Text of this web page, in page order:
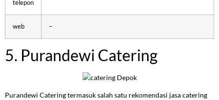
telepon
web –
5. Purandewi Catering
Purandewi Catering termasuk salah satu rekomendasi jasa catering